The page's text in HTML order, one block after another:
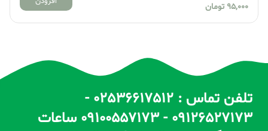
95,000 تومان
تلفن تماس : 02536617512 -
09126527173 - 09100557173 ساعات